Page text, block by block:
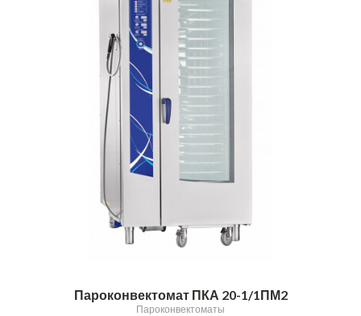
Пароконвектомат ПКА 20-1/1ПМ2
Пароконвектоматы